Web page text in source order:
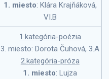
1. miesto: Klára Krajňáková,
VI.B
1.kategória-poézia
3. miesto: Dorota Čuhová, 3.A
2.kategória-próza
1. miesto: Lujza